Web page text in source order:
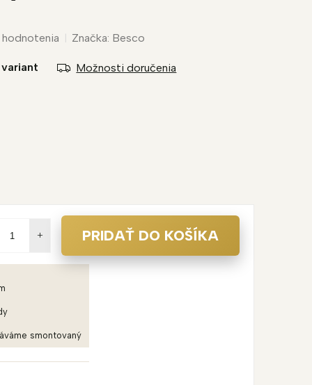
Možnosti doručenia
Značka: Besco
PRIDAŤ DO KOŠÍKA
smontovaný